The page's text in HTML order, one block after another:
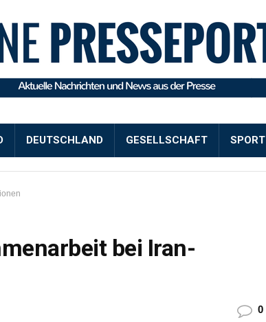
DEUTSCHLAND GESELLSCHAFT SPORT
bei Iran-
0